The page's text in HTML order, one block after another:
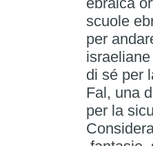
scuole
per
di sé per
Fal, una
per la